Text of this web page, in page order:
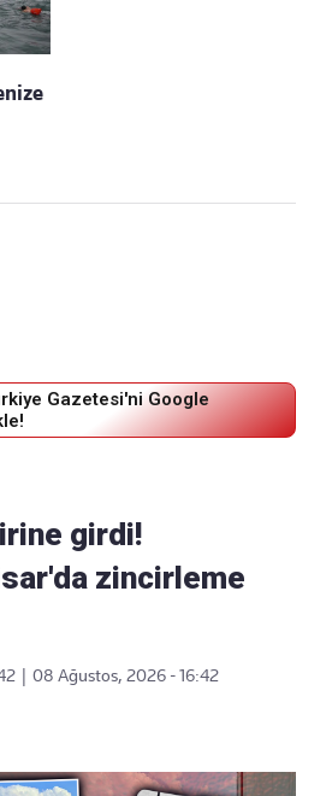
Gazetesi'ni Google
girdi!
zincirleme
08 Ağustos, 2026 - 16:42